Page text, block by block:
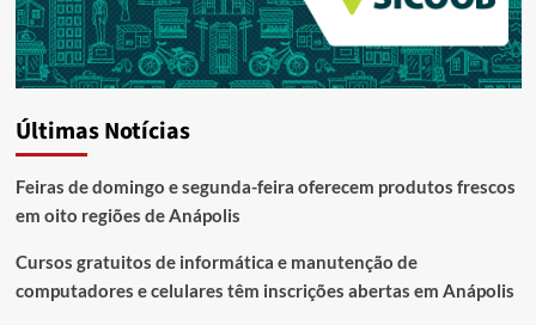
Últimas Notícias
Feiras de domingo e segunda-feira oferecem produtos frescos
em oito regiões de Anápolis
Cursos gratuitos de informática e manutenção de
computadores e celulares têm inscrições abertas em Anápolis